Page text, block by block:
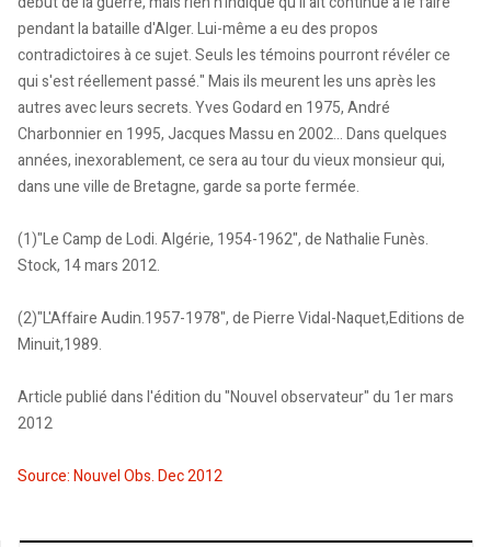
pendant la bataille d'Alger. Lui-même a eu des propos
contradictoires à ce sujet. Seuls les témoins pourront révéler ce
qui s'est réellement passé." Mais ils meurent les uns après les
autres avec leurs secrets. Yves Godard en 1975, André
Charbonnier en 1995, Jacques Massu en 2002... Dans quelques
années, inexorablement, ce sera au tour du vieux monsieur qui,
dans une ville de Bretagne, garde sa porte fermée.
(1)"Le Camp de Lodi. Algérie, 1954-1962", de Nathalie Funès.
Stock, 14 mars 2012.
(2)"L'Affaire Audin.1957-1978", de Pierre Vidal-Naquet,Editions de
Minuit,1989.
Article publié dans l'édition du "Nouvel observateur" du 1er mars
2012
Source: Nouvel Obs. Dec 2012